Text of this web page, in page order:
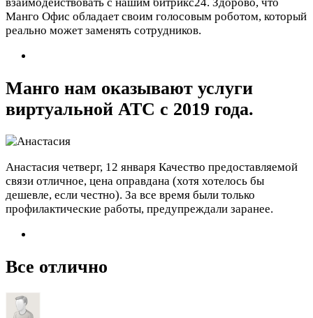
Манго Офис обладает своим голосовым роботом, который
реально может заменять сотрудников.
Манго нам оказывают услуги
виртуальной АТС с 2019 года.
Анастасия четверг, 12 января Качество предоставляемой
связи отличное, цена оправдана (хотя хотелось бы
дешевле, если честно). За все время были только
профилактические работы, предупреждали заранее.
Все отлично